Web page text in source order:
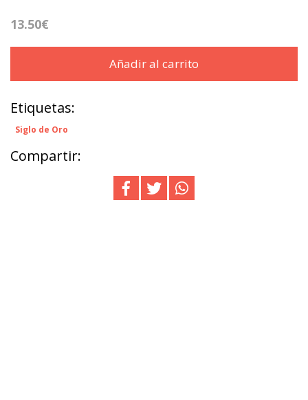
13.50€
Añadir al carrito
Etiquetas:
Siglo de Oro
Compartir: